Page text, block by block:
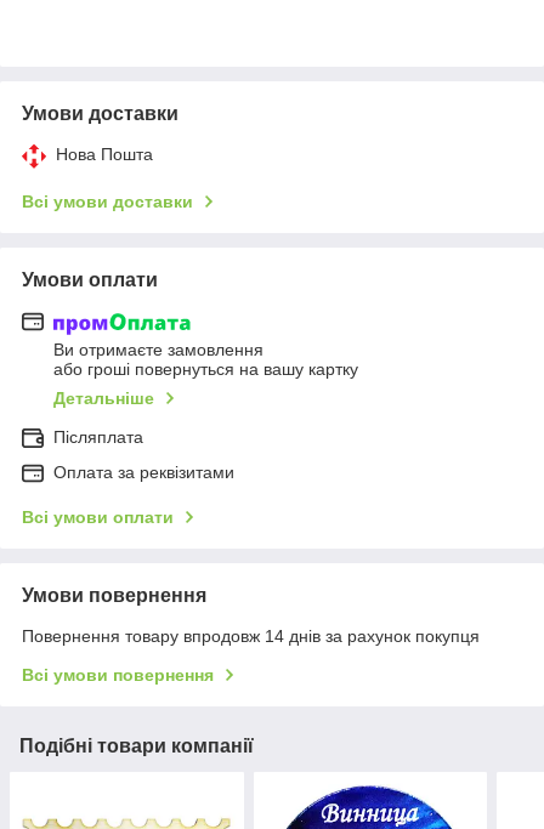
Умови доставки
Нова Пошта
Всі умови доставки
Умови оплати
Ви отримаєте замовлення
або гроші повернуться на вашу картку
Детальніше
Післяплата
Оплата за реквізитами
Всі умови оплати
Умови повернення
Повернення товару впродовж 14 днів за рахунок покупця
Всі умови повернення
Подібні товари компанії